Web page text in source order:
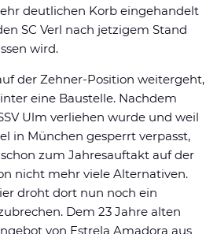
deutlichen Korb eingehandelt
SC Verl nach jetzigem Stand
wird.
der Zehner-Position weitergeht,
eine Baustelle. Nachdem
Ulm verliehen wurde und weil
in München gesperrt verpasst,
zum Jahresauftakt auf der
nicht mehr viele Alternativen.
droht dort nun noch ein
Dem 23 Jahre alten
von Estrela Amadora aus